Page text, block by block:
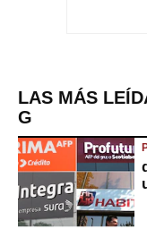
LAS MÁS
G